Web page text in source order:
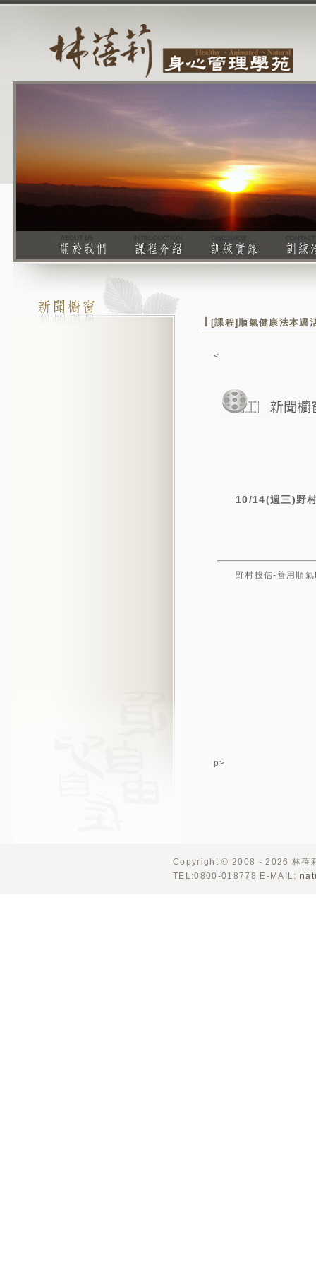
[課程]順氣健康法本週
<
10/14(週三)野
野村投信-善用順
p>
Copyright © 2008 - 2026 林
TEL:0800-018778 E-MAIL: